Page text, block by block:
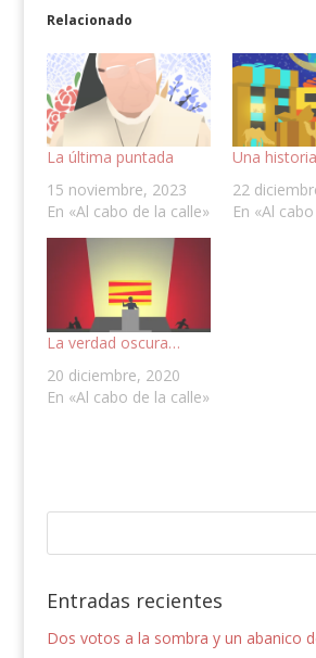
Relacionado
La última puntada
15 noviembre, 2023
En «Al cabo de la calle»
Una
22
En «Al
La verdad oscura…
20 diciembre, 2020
En «Al cabo de la calle»
Entradas recientes
Dos votos a la sombra y un abanico